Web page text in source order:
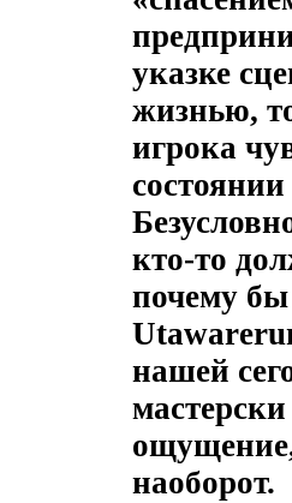
указке
жизнью,
игрока
кто-то
почему бы
нашей
ощущение,
наоборот.